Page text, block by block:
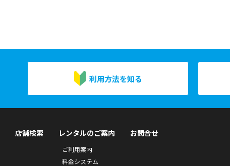
利用方法を知る
店舗検索 レンタルのご案内
ご利用案内
料金システム
お問合せ